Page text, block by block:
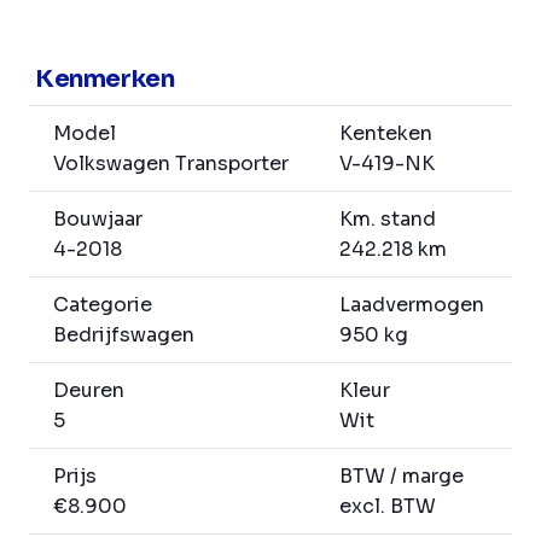
Kenmerken
Model
Volkswagen Transporter
Kenteken
V-419-NK
Bouwjaar
4-2018
Km. stand
242.218 km
Categorie
Bedrijfswagen
Laadvermogen
950 kg
Deuren
5
Kleur
Wit
Prijs
€8.900
BTW / marge
excl. BTW